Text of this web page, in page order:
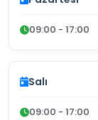
09:00 - 17:00
Salı
09:00 - 17:00